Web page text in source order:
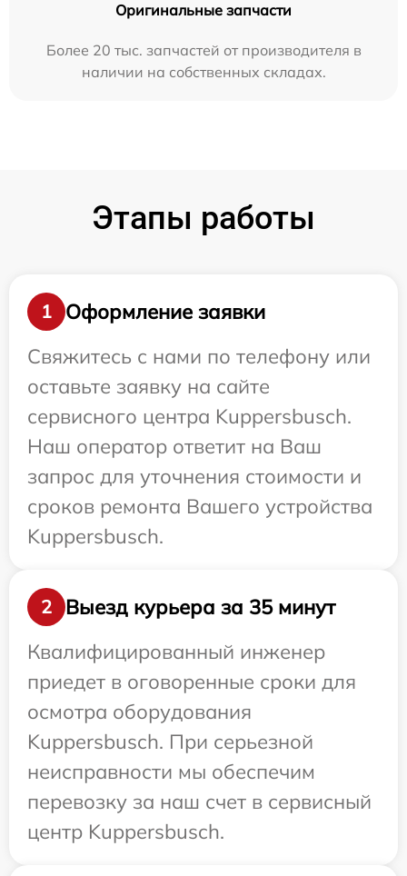
Оригинальные запчасти
Более 20 тыс. запчастей от производителя в
наличии на собственных складах.
Этапы работы
1
Оформление заявки
Свяжитесь с нами по телефону или
оставьте заявку на сайте
сервисного центра Kuppersbusch.
Наш оператор ответит на Ваш
запрос для уточнения стоимости и
сроков ремонта Вашего устройства
Kuppersbusch.
2
Выезд курьера за 35 минут
Квалифицированный инженер
приедет в оговоренные сроки для
осмотра оборудования
Kuppersbusch. При серьезной
неисправности мы обеспечим
перевозку за наш счет в сервисный
центр Kuppersbusch.